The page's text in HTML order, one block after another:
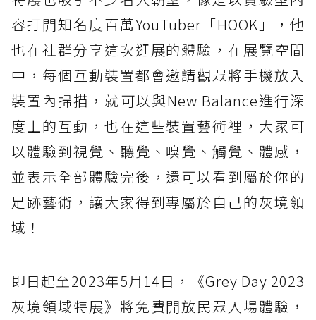
容打開知名度百萬YouTuber「HOOK」，他
也在社群分享這次逛展的體驗，在展覽空間
中，每個互動裝置都會邀請觀眾將手機放入
裝置內掃描，就可以與New Balance進行深
度上的互動，也在這些裝置藝術裡，大家可
以體驗到視覺、聽覺、嗅覺、觸覺、體感，
並表示全部體驗完後，還可以看到屬於你的
足跡藝術，讓大家得到專屬於自己的灰境領
域！
即日起至2023年5月14日，《Grey Day 2023
灰境領域特展》將免費開放民眾入場體驗，